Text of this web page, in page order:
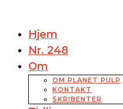
Hjem
Nr. 248
Om
OM PLANET PULP
KONTAKT
SKRIBENTER